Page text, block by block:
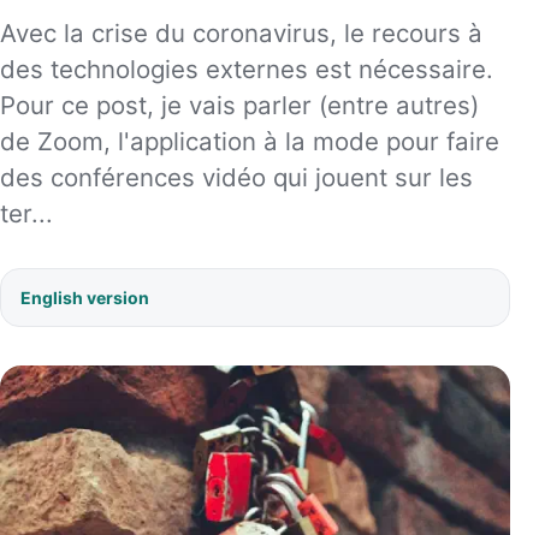
Avec la crise du coronavirus, le recours à
des technologies externes est nécessaire.
Pour ce post, je vais parler (entre autres)
de Zoom, l'application à la mode pour faire
des conférences vidéo qui jouent sur les
ter...
English version